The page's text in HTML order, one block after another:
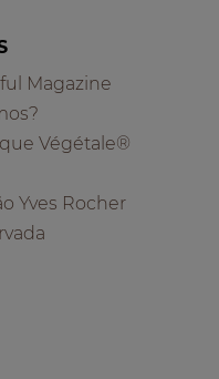
Magazine
Végétale®
Yves Rocher